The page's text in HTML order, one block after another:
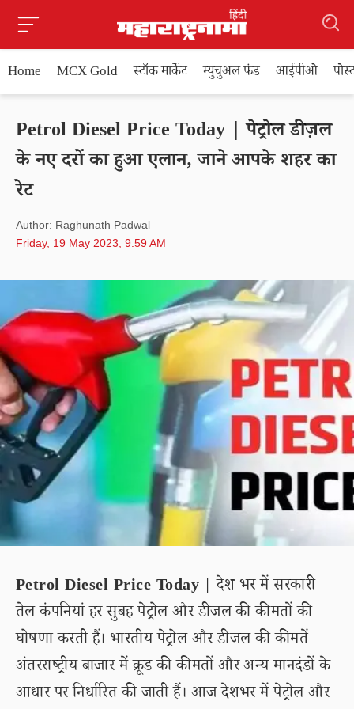
Home MCX Gold स्टॉक मार्केट म्युचुअल फंड आईपीओ
Petrol Diesel Price Today | पेट्रोल डीज़ल
के नए दरों का हुआ एलान, जाने आपके शहर का
रेट
Author: Raghunath Padwal
Friday, 19 May 2023, 9.59 AM
Petrol Diesel Price Today | देश भर में सरकारी
तेल कंपनियां हर सुबह पेट्रोल और डीजल की कीमतों की
घोषणा करती हैं। भारतीय पेट्रोल और डीजल की कीमतें
अंतरराष्ट्रीय बाजार में क्रूड की कीमतों और अन्य मानदंडों के
आधार पर निर्धारित की जाती हैं। आज देशभर में पेट्रोल और